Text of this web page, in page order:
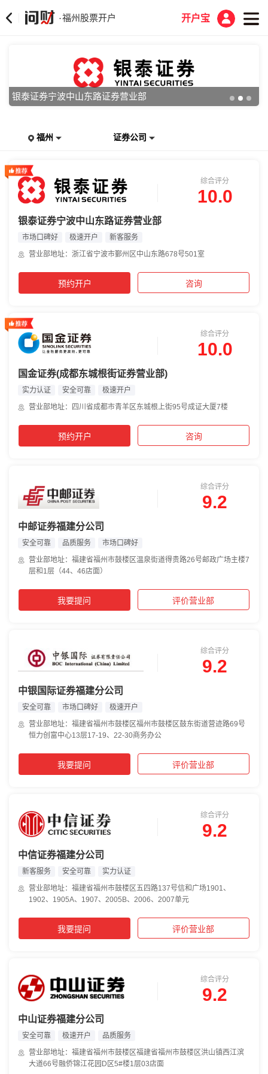
·福州股票开户 开户宝
银泰证券宁波中山东路证券营业部
福州 证券公司
综合评分
10.0
银泰证券宁波中山东路证券营业部
市场口碑好 极速开户
新客服务
营业部地址：浙江省宁波市鄞州区中山东路678号501室
预约开户 咨询
综合评分
10.0
国金证券(成都东城根街证券营业部)
实力认证 安全可靠
极速开户
营业部地址：四川省成都市青羊区东城根上街95号成证大厦7楼
预约开户 咨询
综合评分
9.2
中邮证券福建分公司
安全可靠 品质服务
市场口碑好
营业部地址：福建省福州市鼓楼区温泉街道得贵路26号邮政广场主楼7
层和1层（44、46店面）
我要提问 评价营业部
综合评分
9.2
中银国际证券福建分公司
安全可靠 市场口碑好
极速开户
营业部地址：福建省福州市鼓楼区福州市鼓楼区鼓东街道营迹路69号
恒力创富中心13层17-19、22-30商务办公
我要提问 评价营业部
综合评分
9.2
中信证券福建分公司
新客服务 安全可靠
实力认证
营业部地址：福建省福州市鼓楼区五四路137号信和广场1901、
1902、1905A、1907、2005B、2006、2007单元
我要提问 评价营业部
综合评分
9.2
中山证券福建分公司
安全可靠 极速开户
品质服务
营业部地址：福建省福州市鼓楼区福建省福州市鼓楼区洪山镇西江滨
大道66号融侨锦江花园D区5#楼1层03店面